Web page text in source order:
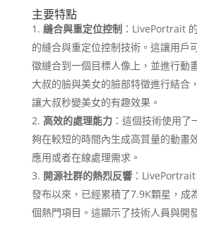
主要特點
縫合與重定位控制 ：LivePortrait
的縫合與重定位控制技術。這讓用戶
徵縫合到一個目標人像上，並進行動
大叔的臉與美女的臉部特徵進行結合
讓大叔秒變美女的有趣效果。
高效的處理能力：這個技術使用了
夠在較短的時間內生成高質量的動畫
應用或者在線處理需求。
開源社群的熱烈反響：
發布以來，已經累積了7.9K顆星，成
個熱門項目。這顯示了技術人員與開